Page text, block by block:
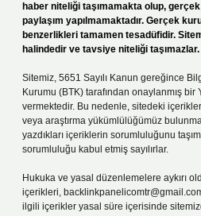
haber niteliği taşımamakta olup,
paylaşım yapılmamaktadır. Gerçek
benzerlikleri tamamen tesadüfidir.
halindedir ve tavsiye niteliği taşımazlar.
Sitemiz, 5651 Sayılı Kanun gereğince
Kurumu (BTK) tarafından onaylanmış bir
vermektedir. Bu nedenle, sitedeki
veya araştırma yükümlülüğümüz
yazdıkları içeriklerin sorumluluğunu
sorumluluğu kabul etmiş sayılırlar.
Hukuka ve yasal düzenlemelere aykırı
içerikleri,
ilgili içerikler yasal süre içerisinde